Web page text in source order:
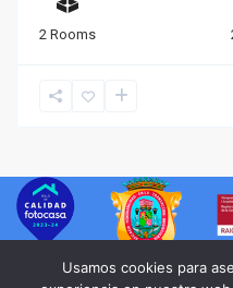
2 Rooms
Usamos cookies para